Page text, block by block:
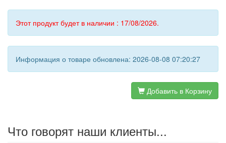
Этот продукт будет в наличии : 17/08/2026.
Информация о товаре обновлена: 2026-08-08 07:20:27
Добавить в Корзину
Что говорят наши клиенты...